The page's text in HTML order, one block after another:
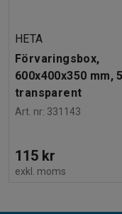
HETA
Förvaringsbox,
600x400x350 mm,
transparent
Art. nr: 331143
115 kr
exkl. moms